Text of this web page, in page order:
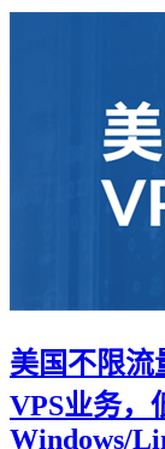
美国不限流
VPS业务，
Windows/